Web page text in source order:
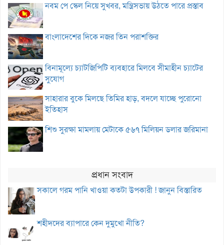
নবম পে স্কেল নিয়ে সুখবর, মন্ত্রিসভায় উঠতে পারে প্রস্তাব
বাংলাদেশের দিকে নজর তিন পরাশক্তির
বিনামূল্যে চ্যাটজিপিটি ব্যবহারে মিলবে সীমাহীন চ্যাটের
সুযোগ
সাহারার বুকে মিলছে তিমির হাড়, বদলে যাচ্ছে পুরোনো
ইতিহাস
শিশু সুরক্ষা মামলায় মেটাকে ৫৬৭ মিলিয়ন ডলার জরিমানা
প্রধান সংবাদ
সকালে গরম পানি খাওয়া কতটা উপকারী ! জানুন বিস্তারিত
শহীদদের ব্যাপারে কেন দুমুখো নীতি?